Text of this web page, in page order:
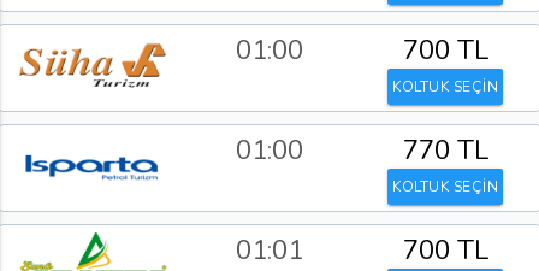
01:00 700 TL
KOLTUK SEÇİN
01:00 770 TL
KOLTUK SEÇİN
01:01 700 TL